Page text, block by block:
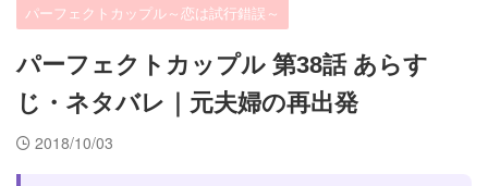
パーフェクトカップル～恋は試行錯誤～
パーフェクトカップル 第38話 あらす
じ・ネタバレ｜元夫婦の再出発
2018/10/03